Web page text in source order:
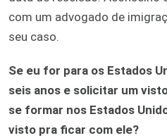
com um advogado de
seu caso.
Se eu for para os Estados
seis anos e solicitar um
se formar nos Estados
visto pra ficar com ele?